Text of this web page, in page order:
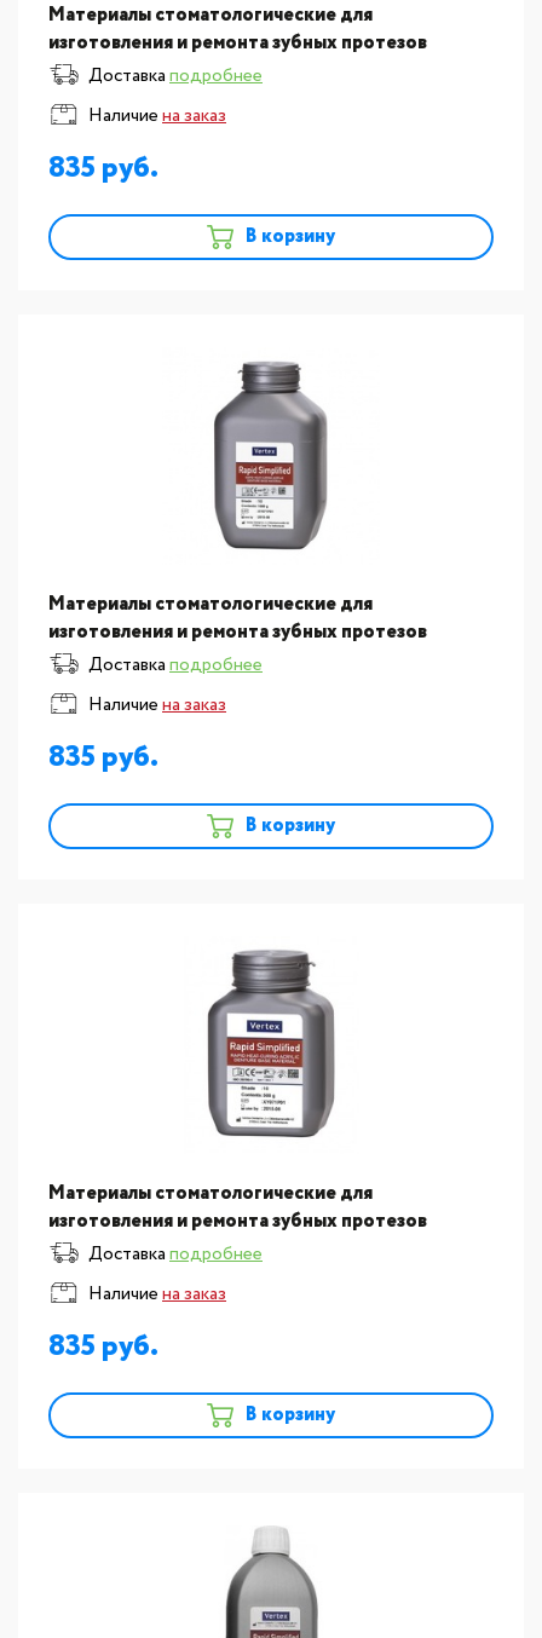
Материалы стоматологические для
изготовления и ремонта зубных протезов
Vertex:Пластмасса для изготовления базисов
съемных протезов Vertex Rapid S
Доставкаподробнее
Наличиена заказ
835
В корзину
Материалы стоматологические для
изготовления и ремонта зубных протезов
Vertex:Пластмасса для изготовления базисов
съемных протезов Vertex Rapid S
Доставкаподробнее
Наличиена заказ
835
В корзину
Материалы стоматологические для
изготовления и ремонта зубных протезов
Vertex:Пластмасса для изготовления базисов
съемных протезов Vertex Rapid S
Доставкаподробнее
Наличиена заказ
835
В корзину